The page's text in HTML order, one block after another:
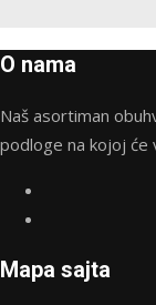
O nama
Naš asortiman
podloge na kojoj će
Mapa sajta